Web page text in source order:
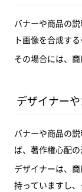
バナーや商品の
ト画像を合成す
その場合には、
デザイナー
バナーや商品の
ば、著作権心配の
デザイナーは、
持っていますし